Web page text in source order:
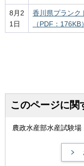
8月2
1日
香川県プランク
（PDF：176KB）
このページに関
農政水産部水産試験場